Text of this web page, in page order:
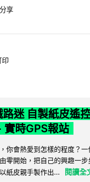
分享
印
迷 自製紙皮遙
實時GPS報站
你會熱愛到怎樣的程度？
零開始，把自己的興趣一
紙皮親手製作出...
閱讀全